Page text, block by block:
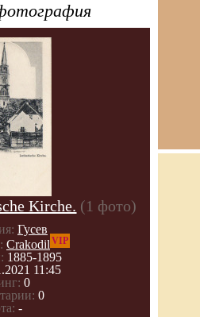
Kirche. (1 фото)
Гусев
Crakodil VIP
1885-1895
11:45
0
0
-